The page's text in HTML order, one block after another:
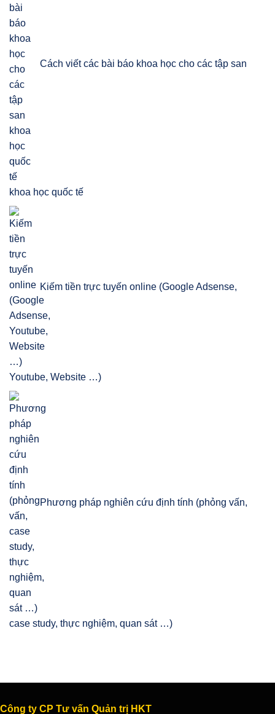
Cách viết các bài báo khoa học cho các tập san
khoa học quốc tế
Kiếm tiền trực tuyến online (Google Adsense,
Youtube, Website …)
Phương pháp nghiên cứu định tính (phỏng vấn,
case study, thực nghiệm, quan sát …)
Công ty CP Tư vấn Quản trị HKT